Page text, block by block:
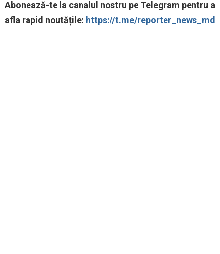
‍Abonează-te la canalul nostru pe Telegram pentru a
afla rapid noutățile: https://t.me/reporter_news_md